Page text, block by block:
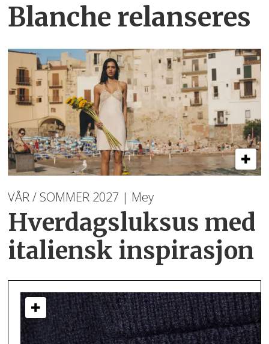
Blanche relanseres
VÅR / SOMMER 2027 | Mey
Hverdagsluksus med
italiensk inspirasjon